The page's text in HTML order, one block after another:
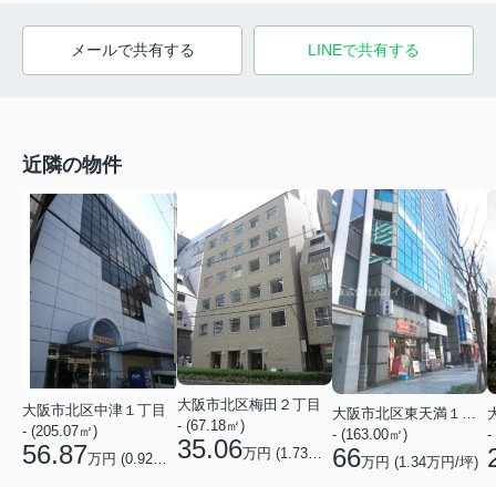
メールで共有する LINEで共有する
近隣の物件
大阪市北区中津１丁目
- (205.07㎡)
56.87万円 (0.92万円/坪)
大阪市北区梅田２丁目
- (67.18㎡)
35.06万円 (1.73 万円/坪)
大阪市北区東天満１丁目
- (163.00㎡)
66万円 (1.34万円/坪)
-